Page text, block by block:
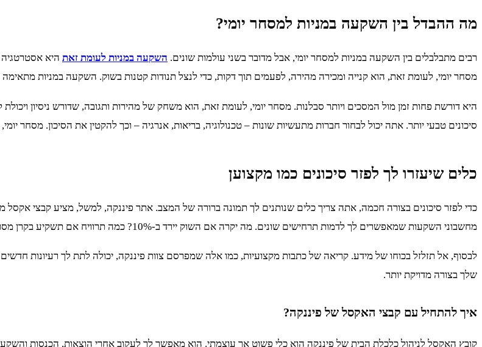
מה ההבדל בין השקעה במניות למסחר יומי?
רבים מתבלבלים בין השקעה במניות למסחר יומי, אבל מדובר בשני עולמות שונים. השקעה במניות לעומת זאת היא
מסחר יומי, לעומת זאת, הוא קנייה ומכירה מהירה, לפעמים תוך דקות, כדי לנצל תנודות קטנות בשוק. השקעה במניות מתאימה
היא דורשת פחות זמן מול המסכים ויותר סבלנות. מסחר יומי, לעומת זאת, הוא משחק של מהירות ותגובה, שדורש ניסיון
סיכונים טבעי יותר. אתה יכול לבחור חברות מתעשיות שונות – טכנולוגיה, בריאות, אנרגיה – וכך להקטין את הסיכון. מסחר
כלים שיעזרו לך לפזר סיכונים כמו מקצוען
כדי לפזר סיכונים בצורה חכמה, אתה צריך כלים שנותנים לך תמונה ברורה של המצב. אתר פיננקה, למשל, מציע קבצי אקסל
מחשבוני השקעות שמאפשרים לך לדמות תרחישים שונים. מה יקרה אם השוק יירד ב-10%? כמה תרוויח אם תשקיע בקרן מסוימת לעומת מניה? כלים כאלה עוזרים לקבל החלטות מבוססות.
לבסוף, אל תזלזל בכוחו של מידע. קריאה של כתבות מקצועיות, כמו אלה שמפרסם צוות פיננקה, יכולה לתת לך רעיונות
שלך בצורה מדויקת יותר.
איך להתחיל עם קבצי האקסל של פיננקה?
קובץ האקסל לניהול כלכלת הבית של פיננקה הוא כלי פשוט אך עוצמתי. הוא מאפשר לך לעקוב אחרי הוצאות, הכנסות